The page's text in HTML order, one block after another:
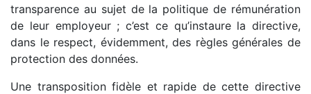
transparence au sujet de la politique de rémunération
de leur employeur ; c’est ce qu’instaure la directive,
dans le respect, évidemment, des règles générales de
protection des données.
Une transposition fidèle et rapide de cette directive